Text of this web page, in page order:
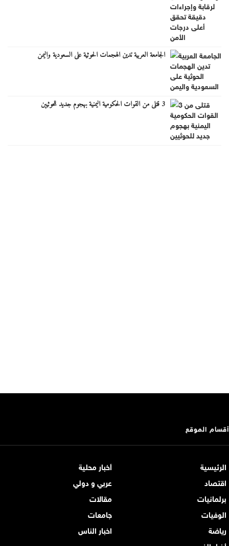
الجامعة العربية تدين الهجمات الحوثية على السعودية واليمن
3 قتلى من القوات الحكومية اليمنية بهجوم جديد للحوثيين
أقسام الموقع
الرئيسية
أخبار محلية
اقتصاد
عربي و دولي
برلمانيات
مقالات
الوفيات
جامعات
رياضة
اخبار الناس